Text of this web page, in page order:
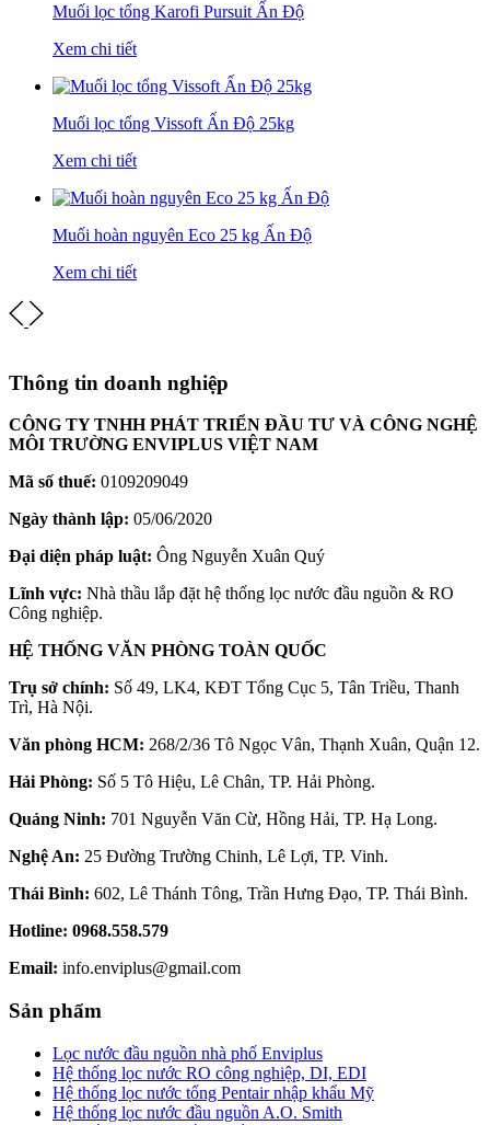
Muối lọc tổng Karofi Pursuit Ấn Độ
Xem chi tiết
Muối lọc tổng Vissoft Ấn Độ 25kg
Xem chi tiết
Muối hoàn nguyên Eco 25 kg Ấn Độ
Xem chi tiết
Thông tin doanh nghiệp
CÔNG TY TNHH PHÁT TRIỂN ĐẦU TƯ VÀ CÔNG NGHỆ
MÔI TRƯỜNG ENVIPLUS VIỆT NAM
Mã số thuế: 0109209049
Ngày thành lập: 05/06/2020
Đại diện pháp luật: Ông Nguyễn Xuân Quý
Lĩnh vực: Nhà thầu lắp đặt hệ thống lọc nước đầu nguồn & RO
Công nghiệp.
HỆ THỐNG VĂN PHÒNG TOÀN QUỐC
Trụ sở chính: Số 49, LK4, KĐT Tổng Cục 5, Tân Triều, Thanh
Trì, Hà Nội.
Văn phòng HCM: 268/2/36 Tô Ngọc Vân, Thạnh Xuân, Quận 12.
Hải Phòng: Số 5 Tô Hiệu, Lê Chân, TP. Hải Phòng.
Quảng Ninh: 701 Nguyễn Văn Cừ, Hồng Hải, TP. Hạ Long.
Nghệ An: 25 Đường Trường Chinh, Lê Lợi, TP. Vinh.
Thái Bình: 602, Lê Thánh Tông, Trần Hưng Đạo, TP. Thái Bình.
Hotline: 0968.558.579
Email: info.enviplus@gmail.com
Sản phẩm
Lọc nước đầu nguồn nhà phố Enviplus
Hệ thống lọc nước RO công nghiệp, DI, EDI
Hệ thống lọc nước tổng Pentair nhập khẩu Mỹ
Hệ thống lọc nước đầu nguồn A.O. Smith